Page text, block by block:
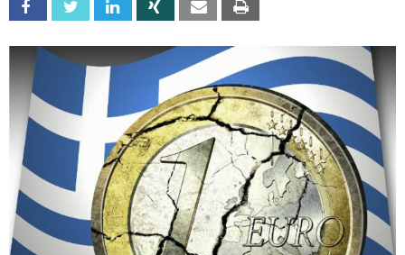
Facebook Twitter Linkedin Xing Email